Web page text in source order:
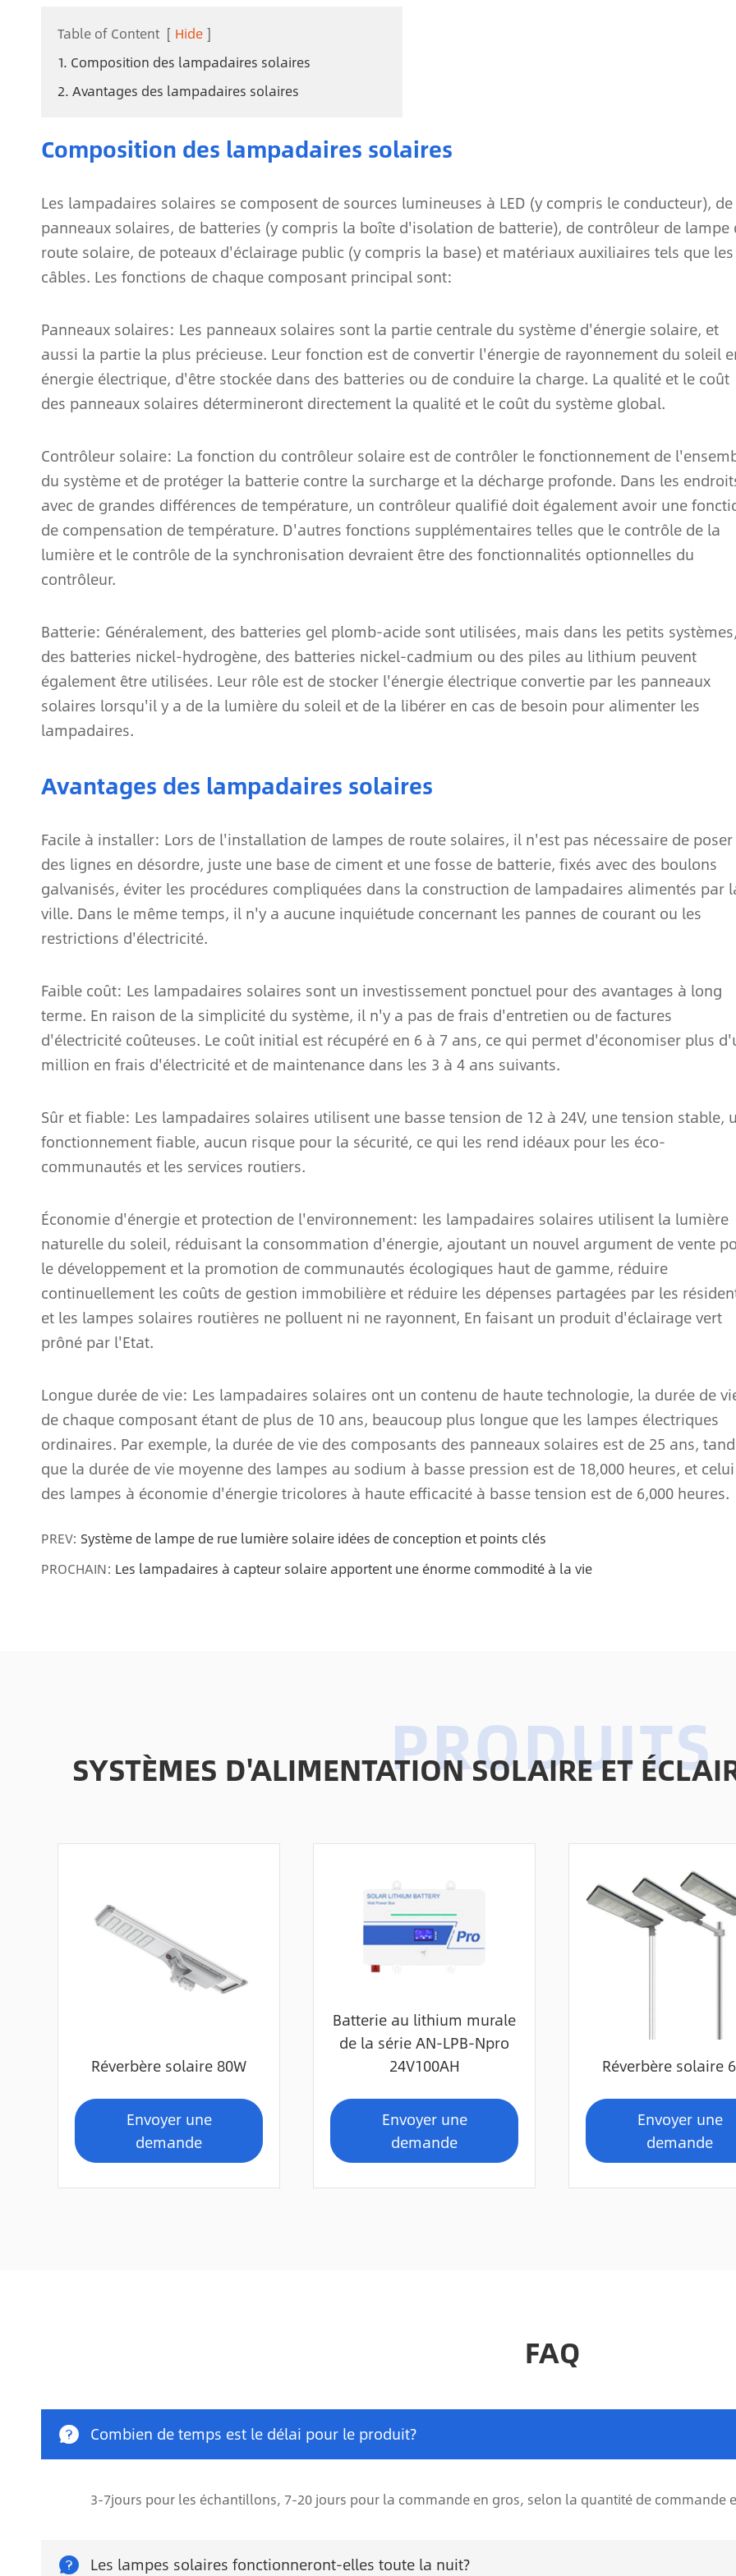
Table of Content [ Hide ]
1. Composition des lampadaires solaires
2. Avantages des lampadaires solaires
Composition des lampadaires solaires
Les lampadaires solaires se composent de sources lumineuses à LED (y compris le conducteur), de
panneaux solaires, de batteries (y compris la boîte d'isolation de batterie), de contrôleur de lampe
route solaire, de poteaux d'éclairage public (y compris la base) et matériaux auxiliaires tels que les
câbles. Les fonctions de chaque composant principal sont:
Panneaux solaires: Les panneaux solaires sont la partie centrale du système d'énergie solaire, et
aussi la partie la plus précieuse. Leur fonction est de convertir l'énergie de rayonnement du soleil
énergie électrique, d'être stockée dans des batteries ou de conduire la charge. La qualité et le coût
des panneaux solaires détermineront directement la qualité et le coût du système global.
Contrôleur solaire: La fonction du contrôleur solaire est de contrôler le fonctionnement de
du système et de protéger la batterie contre la surcharge et la décharge profonde. Dans les
avec de grandes différences de température, un contrôleur qualifié doit également avoir une
de compensation de température. D'autres fonctions supplémentaires telles que le contrôle de la
lumière et le contrôle de la synchronisation devraient être des fonctionnalités optionnelles du
contrôleur.
Batterie: Généralement, des batteries gel plomb-acide sont utilisées, mais dans les petits systèmes,
des batteries nickel-hydrogène, des batteries nickel-cadmium ou des piles au lithium peuvent
également être utilisées. Leur rôle est de stocker l'énergie électrique convertie par les panneaux
solaires lorsqu'il y a de la lumière du soleil et de la libérer en cas de besoin pour alimenter les
lampadaires.
Avantages des lampadaires solaires
Facile à installer: Lors de l'installation de lampes de route solaires, il n'est pas nécessaire de poser
des lignes en désordre, juste une base de ciment et une fosse de batterie, fixés avec des boulons
galvanisés, éviter les procédures compliquées dans la construction de lampadaires alimentés par
ville. Dans le même temps, il n'y a aucune inquiétude concernant les pannes de courant ou les
restrictions d'électricité.
Faible coût: Les lampadaires solaires sont un investissement ponctuel pour des avantages à long
terme. En raison de la simplicité du système, il n'y a pas de frais d'entretien ou de factures
d'électricité coûteuses. Le coût initial est récupéré en 6 à 7 ans, ce qui permet d'économiser plus
million en frais d'électricité et de maintenance dans les 3 à 4 ans suivants.
Sûr et fiable: Les lampadaires solaires utilisent une basse tension de 12 à 24V, une tension stable,
fonctionnement fiable, aucun risque pour la sécurité, ce qui les rend idéaux pour les éco-
communautés et les services routiers.
Économie d'énergie et protection de l'environnement: les lampadaires solaires utilisent la lumière
naturelle du soleil, réduisant la consommation d'énergie, ajoutant un nouvel argument de vente
le développement et la promotion de communautés écologiques haut de gamme, réduire
continuellement les coûts de gestion immobilière et réduire les dépenses partagées par les
et les lampes solaires routières ne polluent ni ne rayonnent, En faisant un produit d'éclairage vert
prôné par l'Etat.
Longue durée de vie: Les lampadaires solaires ont un contenu de haute technologie, la durée de
de chaque composant étant de plus de 10 ans, beaucoup plus longue que les lampes électriques
ordinaires. Par exemple, la durée de vie des composants des panneaux solaires est de 25 ans,
que la durée de vie moyenne des lampes au sodium à basse pression est de 18,000 heures, et celui
des lampes à économie d'énergie tricolores à haute efficacité à basse tension est de 6,000 heures.
PREV: Système de lampe de rue lumière solaire idées de conception et points clés
PROCHAIN: Les lampadaires à capteur solaire apportent une énorme commodité à la vie
SYSTÈMES D'ALIMENTATION SOLAIRE ET
Réverbère solaire 80W
Envoyer une
demande
Batterie au lithium murale
de la série AN-LPB-Npro
24V100AH
Envoyer une
demande
Réverbère solaire
Envoyer une
demande
FAQ
 Combien de temps est le délai pour le produit?
3-7jours pour les échantillons, 7-20 jours pour la commande en gros, selon la quantité de commande
 Les lampes solaires fonctionneront-elles toute la nuit?